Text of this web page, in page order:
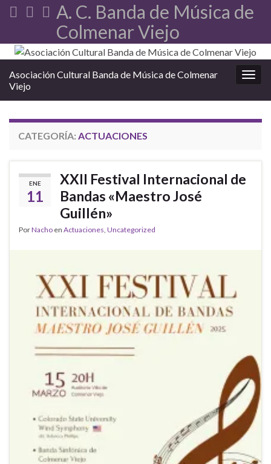
A. C. Banda de Música de
Colmenar Viejo
Asociación Cultural Banda de Música de Colmenar
Viejo
CATEGORÍA: ACTUACIONES
ENE
11
XXII Festival Internacional de
Bandas «Maestro José
Guillén»
PorNacho en Actuaciones Uncategorized